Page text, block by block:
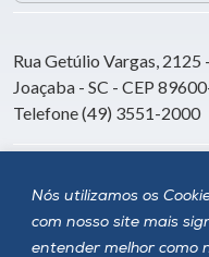
Nós utilizamos os
com nosso site mais
entender melhor como
Rua Getúlio Vargas,
Joaçaba - SC - CEP
Telefone (49) 3551-2000
Siga a Unoesc